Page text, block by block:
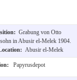
Grabung von Otto
in Abusir el-Melek 1904.
Abusir el-Melek
Papyrusdepot